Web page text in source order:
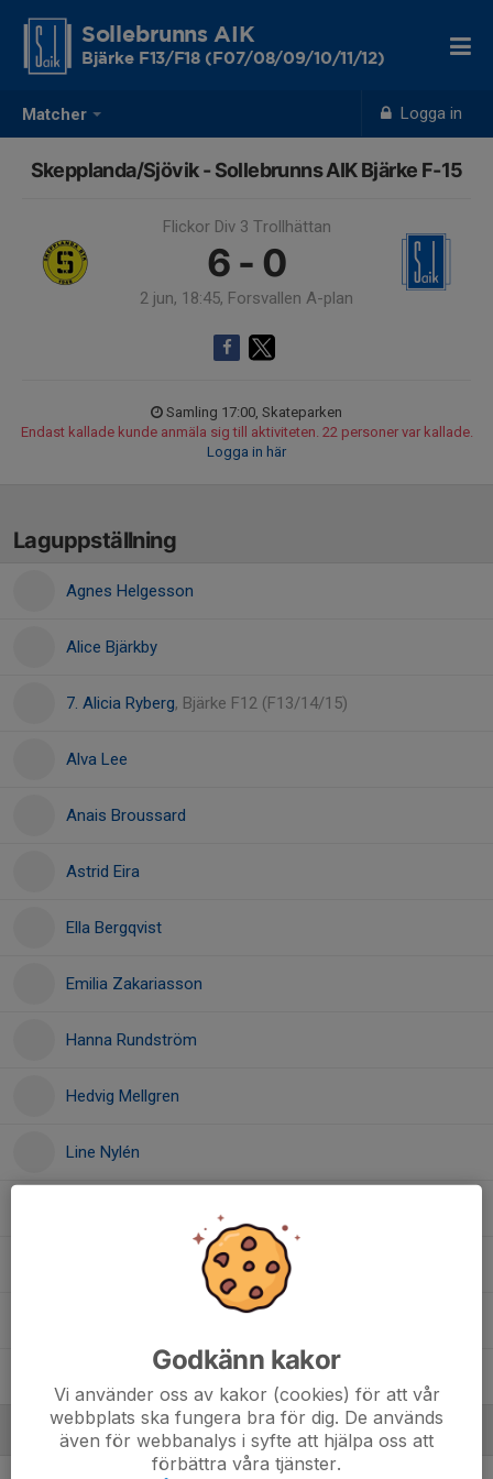
Matcher Logga in
Sollebrunns AIK
Bjärke F13/F18 (F07/08/09/10/11/12)
Skepplanda/Sjövik - Sollebrunns AIK Bjärke F-15
Flickor Div 3 Trollhättan
6 - 0
2 jun, 18:45, Forsvallen A-plan
Samling 17:00, Skateparken
Endast kallade kunde anmäla sig till aktiviteten. 22 personer var kallade.
Logga in här
Laguppställning
Agnes Helgesson
Alice Bjärkby
7. Alicia Ryberg, Bjärke F12 (F13/14/15)
Alva Lee
Anais Broussard
Astrid Eira
Ella Bergqvist
Emilia Zakariasson
Hanna Rundström
Hedvig Mellgren
Line Nylén
, Bjärke F12 (F13/14/15)
Ledare
Godkänn kakor
Vi använder oss av kakor (cookies) för att vår
webbplats ska fungera bra för dig. De används
även för webbanalys i syfte att hjälpa oss att
förbättra våra tjänster.